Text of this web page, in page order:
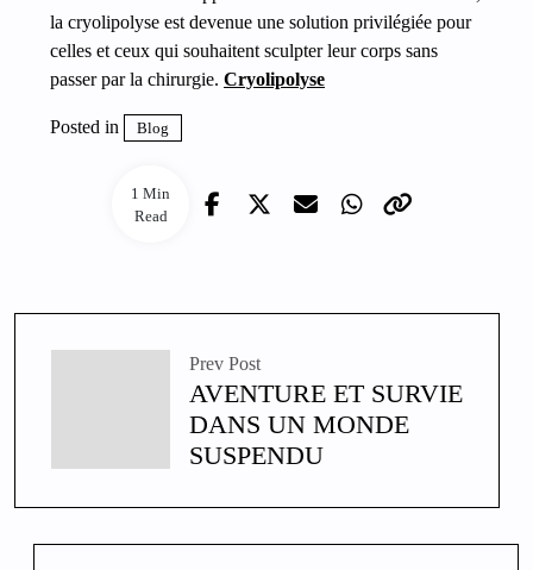
1 Min
Read
la cryolipolyse est devenue une solution privilégiée pour
celles et ceux qui souhaitent sculpter leur corps sans
passer par la chirurgie. Cryolipolyse
Posted in Blog
Prev Post
AVENTURE ET SURVIE
DANS UN MONDE
SUSPENDU